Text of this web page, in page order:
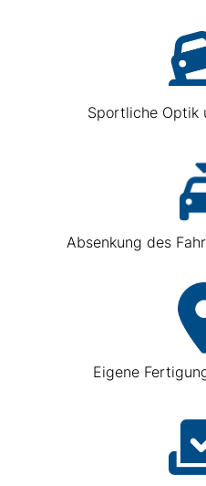
Sportliche Optik
Absenkung des
Eigene